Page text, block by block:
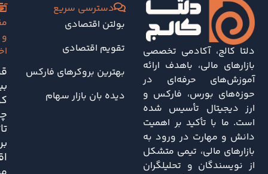
دلتا کالج، آکادمی تخصصی
بازارهای مالی، باهدف ارائه
آموزش‌های حرفه‌ای در
حوزه‌های بورس، فارکس و
ارز دیجیتال تأسیس شده
است. ما با تأکید بر اهمیت
دانش و مهارت در ورود به
بازارهای مالی، تیمی متشکل
از نویسندگان و تحلیلگران
دسترسی سریع
بولتن اقتصادی
تقویم اقتصادی
بهترین بروکرهای فارکس
دیده بان بازار سهام
و
بر